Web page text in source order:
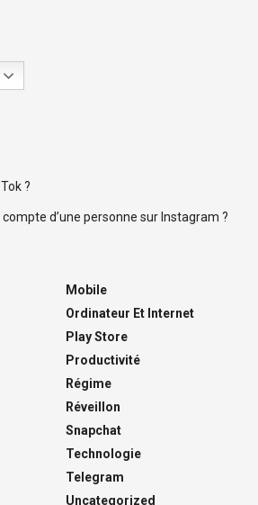
?
d’une personne sur Instagram ?
Mobile
Ordinateur Et Internet
Play Store
Productivité
Régime
Réveillon
Snapchat
Technologie
Telegram
Uncategorized